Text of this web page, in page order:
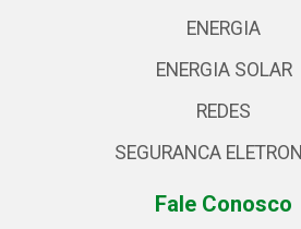
ENERGIA
ENERGIA SOLAR
REDES
SEGURANCA
Fale Conosco